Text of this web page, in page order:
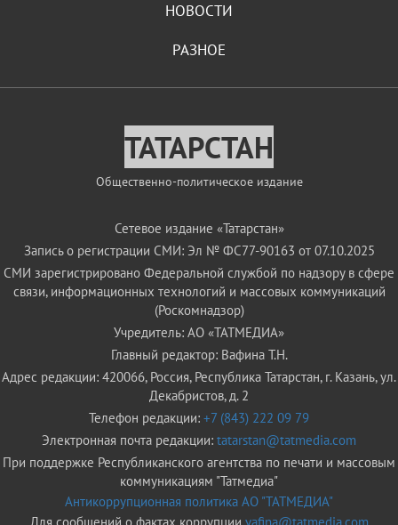
НОВОСТИ
РАЗНОЕ
ТАТАРСТАН
Общественно-политическое издание
Сетевое издание «Татарстан»
Запись о регистрации СМИ: Эл № ФС77-90163 от 07.10.2025
СМИ зарегистрировано Федеральной службой по надзору в сфере
связи, информационных технологий и массовых коммуникаций
(Роскомнадзор)
Учредитель: АО «ТАТМЕДИА»
Главный редактор: Вафина Т.Н.
Адрес редакции: 420066, Россия, Республика Татарстан, г. Казань, ул.
Декабристов, д. 2
Телефон редакции: +7 (843) 222 09 79
Электронная почта редакции: tatarstan@tatmedia.com
При поддержке Республиканского агентства по печати и массовым
коммуникациям "Татмедиа"
Антикоррупционная политика АО "ТАТМЕДИА"